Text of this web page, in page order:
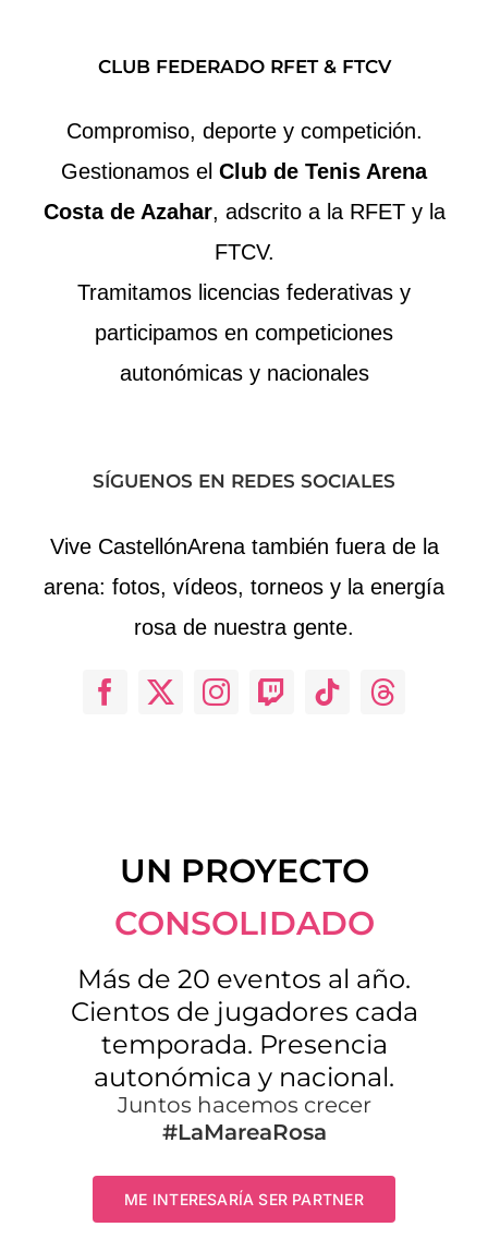
CLUB FEDERADO RFET & FTCV
Compromiso, deporte y competición.
Gestionamos el Club de Tenis Arena
Costa de Azahar, adscrito a la RFET y la
FTCV.
Tramitamos licencias federativas y
participamos en competiciones
autonómicas y nacionales
SÍGUENOS EN REDES SOCIALES
Vive CastellónArena también fuera de la
arena: fotos, vídeos, torneos y la energía
rosa de nuestra gente.
UN PROYECTO
CONSOLIDADO
Más de 20 eventos al año.
Cientos de jugadores cada
temporada. Presencia
autonómica y nacional.
Juntos hacemos crecer
#LaMareaRosa
ME INTERESARÍA SER PARTNER